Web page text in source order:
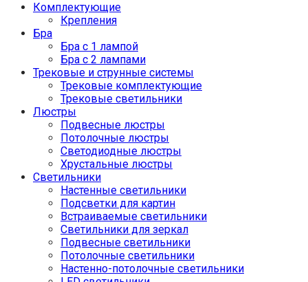
Комплектующие
Крепления
Бра
Бра с 1 лампой
Бра с 2 лампами
Трековые и струнные системы
Трековые комплектующие
Трековые светильники
Люстры
Подвесные люстры
Потолочные люстры
Светодиодные люстры
Хрустальные люстры
Светильники
Настенные светильники
Подсветки для картин
Встраиваемые светильники
Светильники для зеркал
Подвесные светильники
Потолочные светильники
Настенно-потолочные светильники